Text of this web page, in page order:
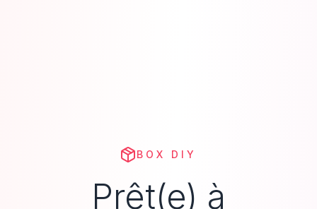
BOX DIY
Prêt(e) à